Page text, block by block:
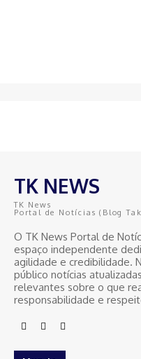
TK NEWS
TK News
Portal de Notícias (Blog
O TK News Portal de
espaço independente
agilidade e credibilidade.
público notícias
relevantes sobre o que
responsabilidade e